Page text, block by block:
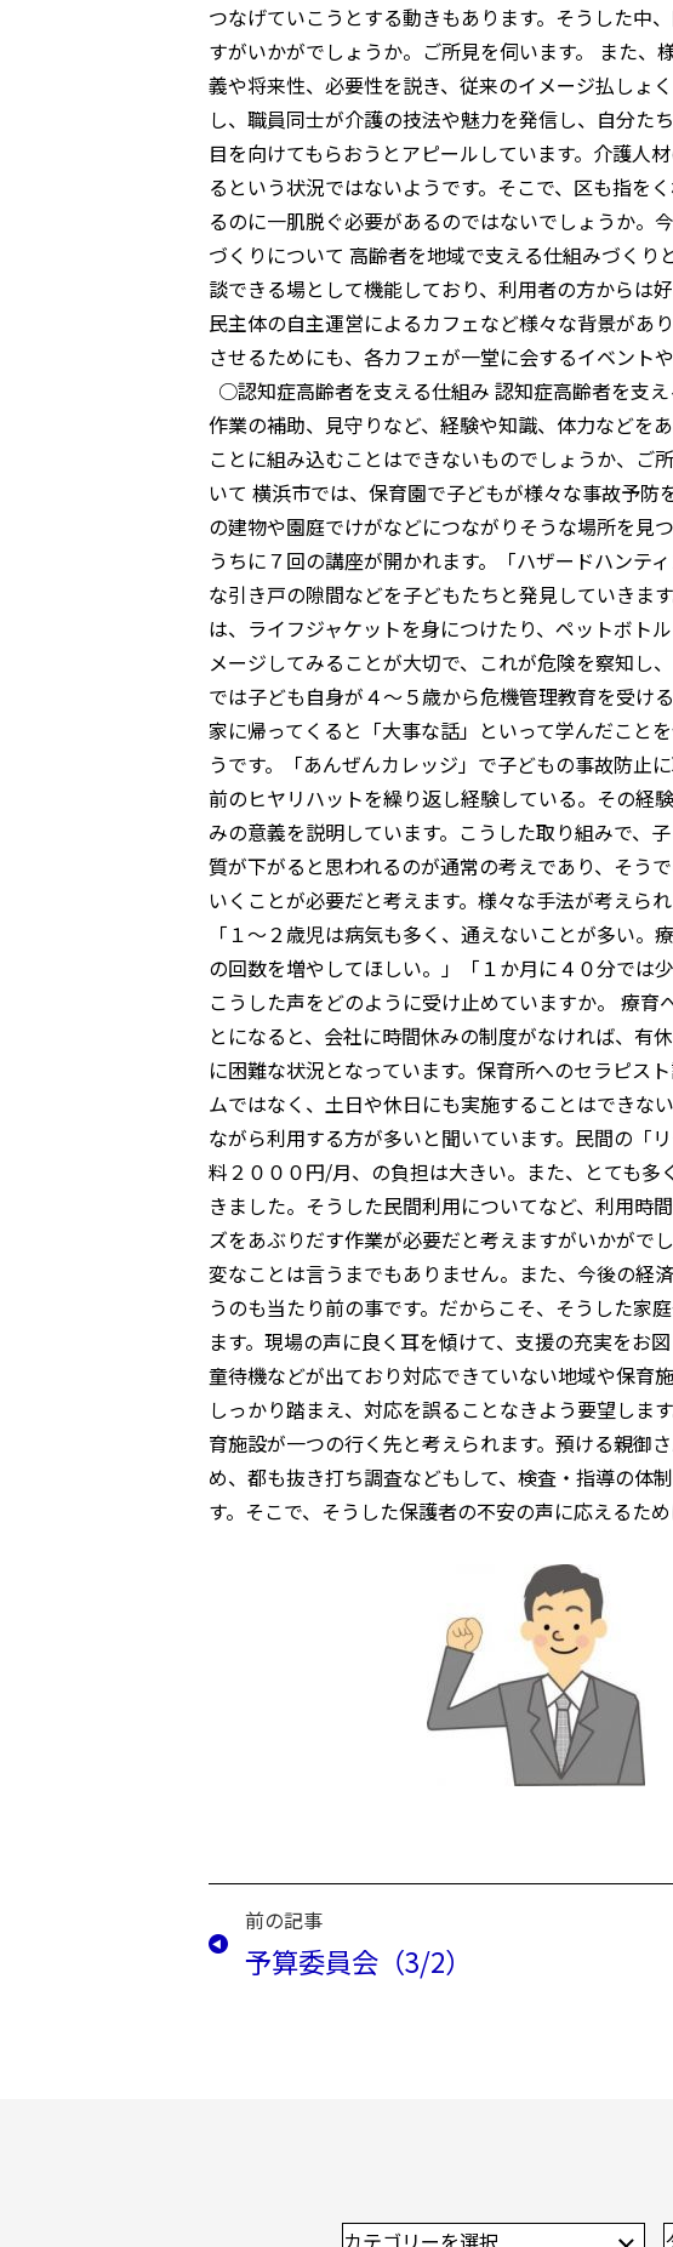
つなげていこうとする動きもあります。そうした中
すがいかがでしょうか。ご所見を伺います。 また
義や将来性、必要性を説き、従来のイメージ払しょ
し、職員同士が介護の技法や魅力を発信し、自分た
目を向けてもらおうとアピールしています。介護人
るという状況ではないようです。そこで、区も指を
るのに一肌脱ぐ必要があるのではないでしょうか
づくりについて 高齢者を地域で支える仕組みづく
談できる場として機能しており、利用者の方からは
民主体の自主運営によるカフェなど様々な背景があ
させるためにも、各カフェが一堂に会するイベント
○認知症高齢者を支える仕組み 認知症高齢者を支
作業の補助、見守りなど、経験や知識、体力などを
ことに組み込むことはできないものでしょうか、
いて 横浜市では、保育園で子どもが様々な事故予
の建物や園庭でけがなどにつながりそうな場所を見
うちに７回の講座が開かれます。「ハザードハンテ
な引き戸の隙間などを子どもたちと発見していきま
は、ライフジャケットを身につけたり、ペットボト
メージしてみることが大切で、これが危険を察知し
では子ども自身が４～５歳から危機管理教育を受け
家に帰ってくると「大事な話」といって学んだこと
うです。「あんぜんカレッジ」で子どもの事故防止
前のヒヤリハットを繰り返し経験している。その経
みの意義を説明しています。こうした取り組みで、
質が下がると思われるのが通常の考えであり、そう
いくことが必要だと考えます。様々な手法が考え
「１～２歳児は病気も多く、通えないことが多い
の回数を増やしてほしい。」「１か月に４０分では
こうした声をどのように受け止めていますか。 療
とになると、会社に時間休みの制度がなければ、有
に困難な状況となっています。保育所へのセラピス
ムではなく、土日や休日にも実施することはできな
ながら利用する方が多いと聞いています。民間の「
料２０００円/月、の負担は大きい。また、とても
きました。そうした民間利用についてなど、利用時
ズをあぶりだす作業が必要だと考えますがいかがで
変なことは言うまでもありません。また、今後の経
うのも当たり前の事です。だからこそ、そうした家
ます。現場の声に良く耳を傾けて、支援の充実を
童待機などが出ており対応できていない地域や保育
しっかり踏まえ、対応を誤ることなきよう要望し
育施設が一つの行く先と考えられます。預ける親御
め、都も抜き打ち調査などもして、検査・指導の体
す。そこで、そうした保護者の不安の声に応えるた
前の記事
予算委員会（3/2）